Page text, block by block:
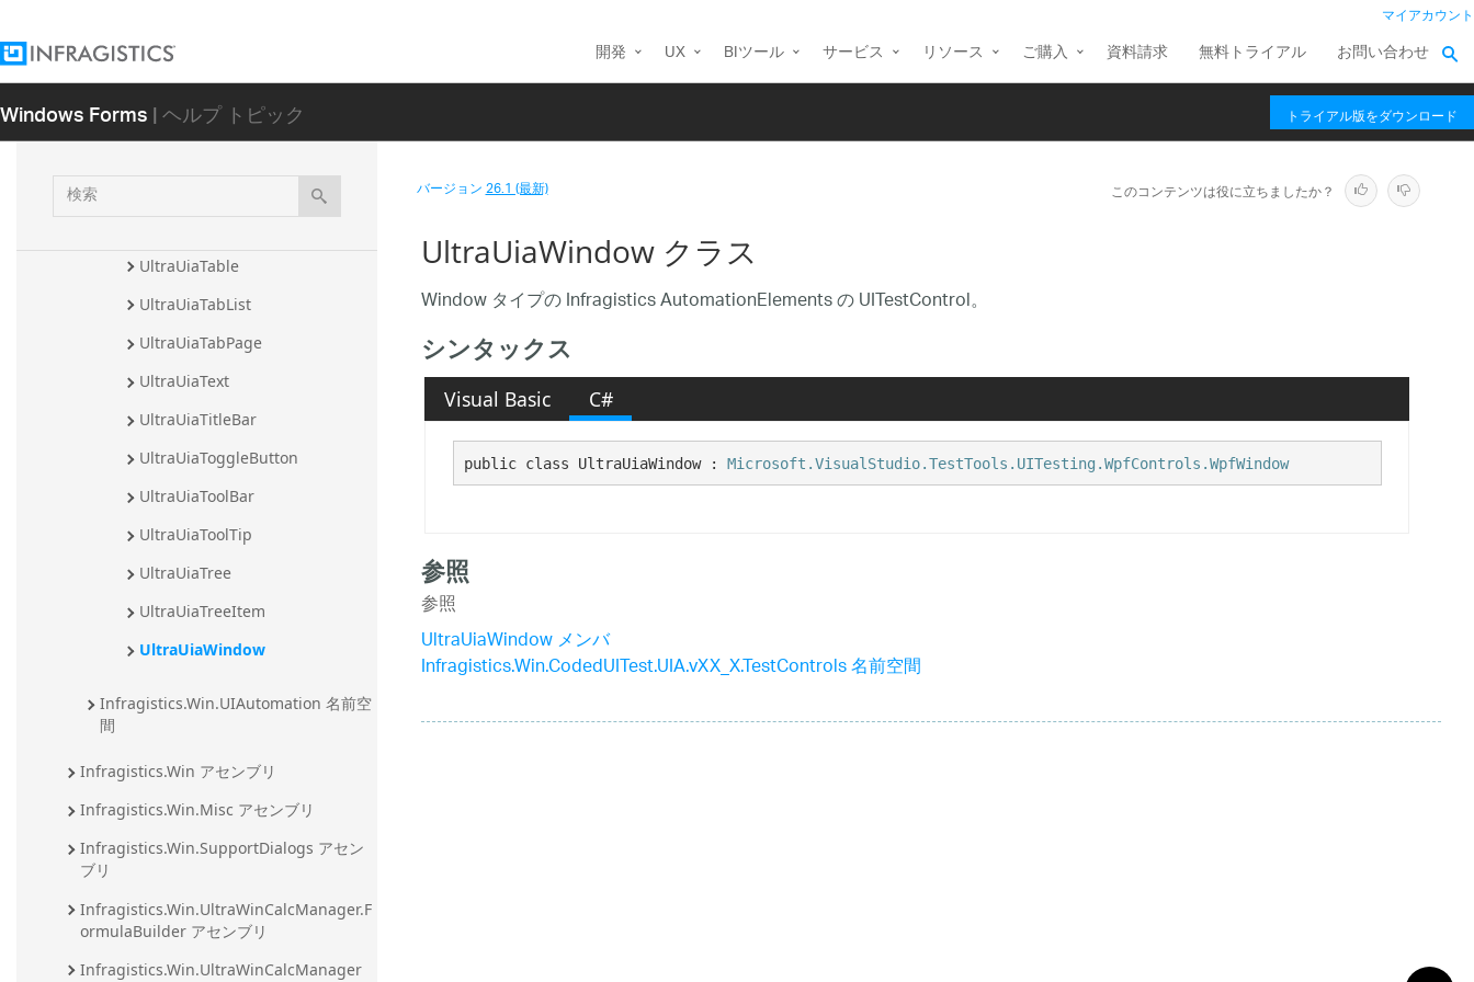
マイアカウント
開発 UX BIツール サービス リソース ご購入 資料請求 無料トライアル お問い合わせ
Windows Forms| ヘルプ トピック トライアル版をダウンロード
検
索
UltraUiaScrollBar
UltraUiaTable
UltraUiaTabList
UltraUiaTabPage
UltraUiaText
UltraUiaTitleBar
UltraUiaToggleButton
UltraUiaToolBar
UltraUiaToolTip
UltraUiaTree
UltraUiaTreeItem
UltraUiaWindow
Infragistics.Win.UIAutomation 名前空
間
Infragistics.Win アセンブリ
Infragistics.Win.Misc アセンブリ
Infragistics.Win.SupportDialogs アセン
ブリ
Infragistics.Win.UltraWinCalcManager.F
ormulaBuilder アセンブリ
Infragistics.Win.UltraWinCalcManager
バージョン26.1 (最新) このコンテンツは役に立ちましたか？
UltraUiaWindow クラス
Window タイプの Infragistics AutomationElements の UITestControl。
シンタックス
Visual Basic C#
public class UltraUiaWindow : Microsoft.VisualStudio.TestTools.UITesting.WpfControls.WpfWindow
参照
参照
UltraUiaWindow メンバ
Infragistics.Win.CodedUITest.UIA.vXX_X.TestControls 名前空間